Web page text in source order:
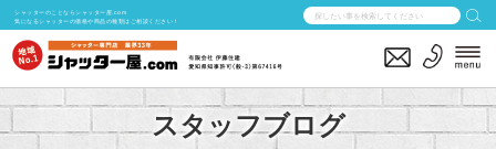
シャッターのことならシャッター屋.com
気になるシャッターの価格や商品の種類はご相談ください！
スタッフブログ